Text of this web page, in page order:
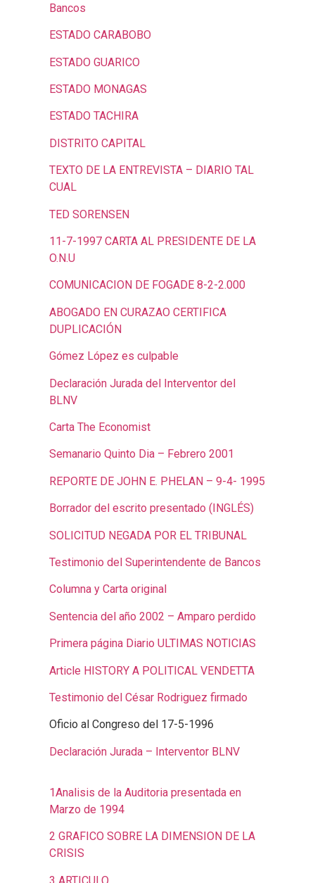
Bancos
ESTADO CARABOBO
ESTADO GUARICO
ESTADO MONAGAS
ESTADO TACHIRA
DISTRITO CAPITAL
TEXTO DE LA ENTREVISTA – DIARIO TAL
CUAL
TED SORENSEN
11-7-1997 CARTA AL PRESIDENTE DE LA
O.N.U
COMUNICACION DE FOGADE 8-2-2.000
ABOGADO EN CURAZAO CERTIFICA
DUPLICACIÓN
Gómez López es culpable
Declaración Jurada del Interventor del
BLNV
Carta The Economist
Semanario Quinto Dia – Febrero 2001
REPORTE DE JOHN E. PHELAN – 9-4- 1995
Borrador del escrito presentado (INGLÉS)
SOLICITUD NEGADA POR EL TRIBUNAL
Testimonio del Superintendente de Bancos
Columna y Carta original
Sentencia del año 2002 – Amparo perdido
Primera página Diario ULTIMAS NOTICIAS
Article HISTORY A POLITICAL VENDETTA
Testimonio del César Rodriguez firmado
Oficio al Congreso del 17-5-1996
Declaración Jurada – Interventor BLNV
1Analisis de la Auditoria presentada en
Marzo de 1994
2 GRAFICO SOBRE LA DIMENSION DE LA
CRISIS